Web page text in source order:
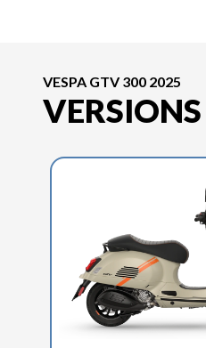
VESPA GTV 300 2025